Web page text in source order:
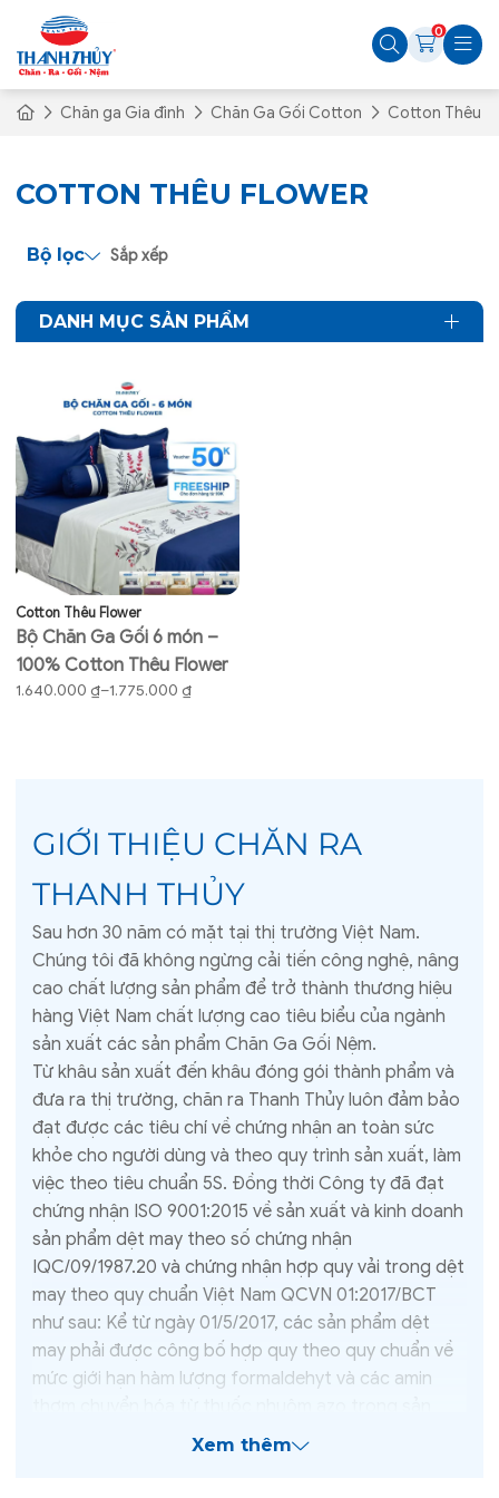
0
Chăn ga Gia đình Chăn Ga Gối Cotton Cotton Thêu
COTTON THÊU FLOWER
Sắp xếp
Bộ lọc
DANH MỤC SẢN PHẨM
Cotton Thêu Flower
Bộ Chăn Ga Gối 6 món –
100% Cotton Thêu Flower
1.640.000₫–1.775.000₫
Khoảng
GIỚI THIỆU CHĂN RA
THANH THỦY
Sau hơn 30 năm có mặt tại thị trường Việt Nam.
Chúng tôi đã không ngừng cải tiến công nghệ, nâng
cao chất lượng sản phẩm để trở thành thương hiệu
hàng Việt Nam chất lượng cao tiêu biểu của ngành
sản xuất các sản phẩm Chăn Ga Gối Nệm.
Từ khâu sản xuất đến khâu đóng gói thành phẩm và
đưa ra thị trường, chăn ra Thanh Thủy luôn đảm bảo
đạt được các tiêu chí về chứng nhận an toàn sức
khỏe cho người dùng và theo quy trình sản xuất, làm
việc theo tiêu chuẩn 5S. Đồng thời Công ty đã đạt
chứng nhận ISO 9001:2015 về sản xuất và kinh doanh
sản phẩm dệt may theo số chứng nhận
IQC/09/1987.20 và chứng nhận hợp quy vải trong dệt
may theo quy chuẩn Việt Nam QCVN 01:2017/BCT
như sau: Kể từ ngày 01/5/2017, các sản phẩm dệt
may phải được công bố hợp quy theo quy chuẩn về
mức giới hạn hàm lượng formaldehyt và các amin
Xem thêm